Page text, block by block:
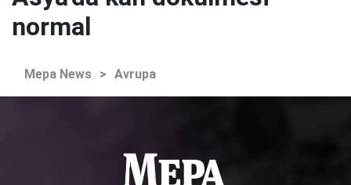
normal
Mepa News > Avrupa